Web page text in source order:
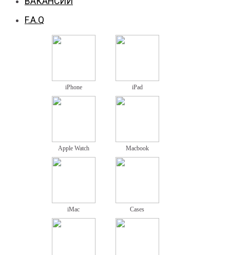
F.A.Q
iPhone iPad
Apple Watch Macbook
iMac Cases